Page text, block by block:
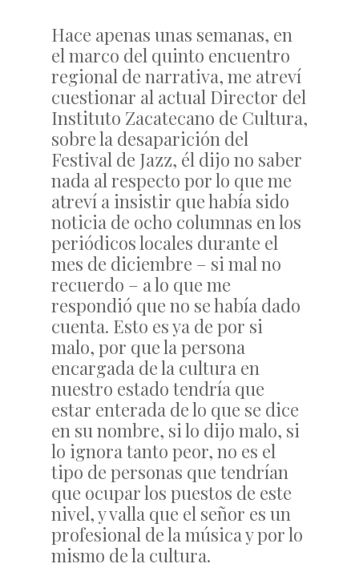
Hace apenas unas semanas, en
el marco del quinto encuentro
regional de narrativa, me atreví
cuestionar al actual Director del
Instituto Zacatecano de Cultura,
sobre la desaparición del
Festival de Jazz, él dijo no saber
nada al respecto por lo que me
atreví a insistir que había sido
noticia de ocho columnas en los
periódicos locales durante el
mes de diciembre – si mal no
recuerdo – a lo que me
respondió que no se había dado
cuenta. Esto es ya de por si
malo, por que la persona
encargada de la cultura en
nuestro estado tendría que
estar enterada de lo que se dice
en su nombre, si lo dijo malo, si
lo ignora tanto peor, no es el
tipo de personas que tendrían
que ocupar los puestos de este
nivel, y valla que el señor es un
profesional de la música y por lo
mismo de la cultura.